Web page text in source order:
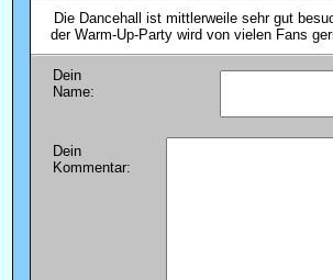
Die Dancehall ist mittlerweile sehr gut
der Warm-Up-Party wird von vielen Fans
Dein
Name:
Dein
Kommentar: